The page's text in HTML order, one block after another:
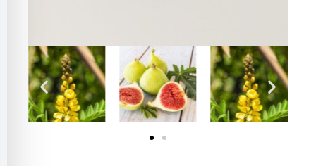
sicuro per crisi
adatta per ADHD